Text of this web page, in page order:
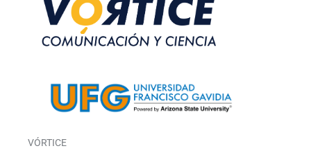
VÓRTICE